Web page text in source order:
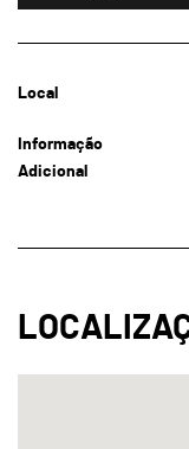
Local
Informação
Adicional